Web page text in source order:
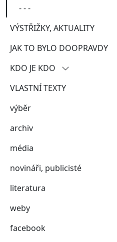
- - -
VÝSTŘIŽKY, AKTUALITY
JAK TO BYLO DOOPRAVDY
KDO JE KDO
demokraté
putinovy páté kolony
šedá zóna
VLASTNÍ TEXTY
výběr
archiv
média
novináři, publicisté
literatura
weby
facebook